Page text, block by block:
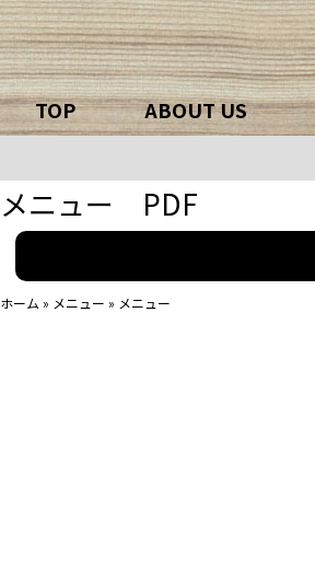
TOP ABOUT US
メニュー PDF
ホーム » メニュー » メニュー